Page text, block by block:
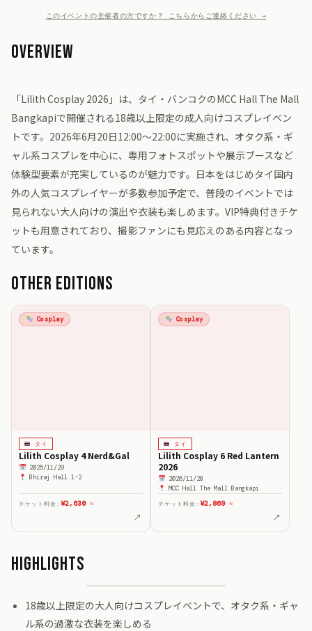
このイベントの主催者の方ですか？ こちらからご連絡ください →
Overview
「Lilith Cosplay 2026」は、タイ・バンコクのMCC Hall The Mall
Bangkapiで開催される18歳以上限定の成人向けコスプレイベン
トです。2026年6月20日12:00〜22:00に実施され、オタク系・ギ
ャル系コスプレを中心に、専用フォトスポットや展示ブースなど
体験型要素が充実しているのが魅力です。日本をはじめタイ国内
外の人気コスプレイヤーが多数参加予定で、普段のイベントでは
見られない大人向けの演出や衣装も楽しめます。VIP特典付きチケ
ットも用意されており、撮影ファンにも見応えのある内容となっ
ています。
Other Editions
Cosplay
タイ
Lilith Cosplay 4 Nerd&Gal
2025/11/29
Bhiraj Hall 1-2
チケット料金: ¥2,630 ≈
↗
Cosplay
タイ
Lilith Cosplay 6 Red Lantern
2026
2026/11/28
MCC Hall The Mall Bangkapi
チケット料金: ¥2,869 ≈
↗
Highlights
18歳以上限定の大人向けコスプレイベントで、オタク系・ギャ
ル系の過激な衣装を楽しめる